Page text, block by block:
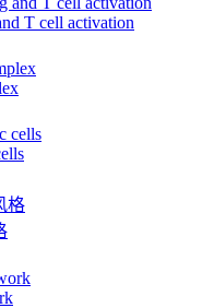
T cell activation